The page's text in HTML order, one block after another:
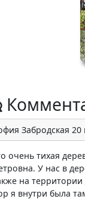
Забродская 20
очень тихая
У нас в
на
я внутри была